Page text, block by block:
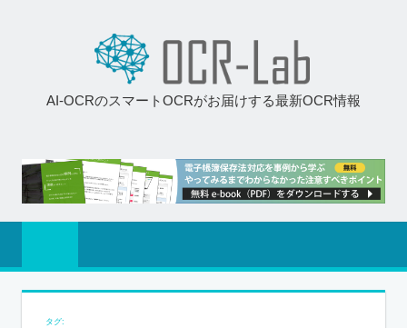
AI-OCRのスマートOCRがお届けする最新OCR情報
タグ: